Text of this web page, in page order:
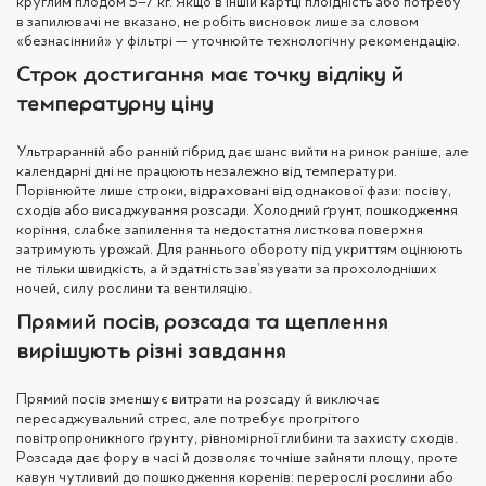
в запилювачі не вказано, не робіть висновок лише за словом
«безнасінний» у фільтрі — уточнюйте технологічну рекомендацію.
Строк достигання має точку відліку й
температурну ціну
Ультраранній або ранній гібрид дає шанс вийти на ринок раніше, але
календарні дні не працюють незалежно від температури.
Порівнюйте лише строки, відраховані від однакової фази: посіву,
сходів або висаджування розсади. Холодний ґрунт, пошкодження
коріння, слабке запилення та недостатня листкова поверхня
затримують урожай. Для раннього обороту під укриттям оцінюють
не тільки швидкість, а й здатність зав’язувати за прохолодніших
ночей, силу рослини та вентиляцію.
Прямий посів, розсада та щеплення
вирішують різні завдання
Прямий посів зменшує витрати на розсаду й виключає
пересаджувальний стрес, але потребує прогрітого
повітропроникного ґрунту, рівномірної глибини та захисту сходів.
Розсада дає фору в часі й дозволяє точніше зайняти площу, проте
кавун чутливий до пошкодження коренів: перерослі рослини або